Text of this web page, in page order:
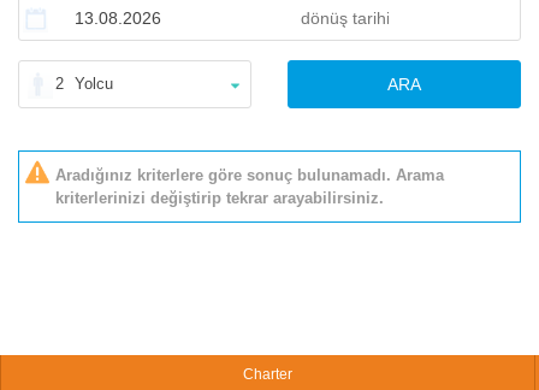
2 Yolcu ARA
Aradığınız kriterlere göre sonuç bulunamadı. Arama
kriterlerinizi değiştirip tekrar arayabilirsiniz.
Charter